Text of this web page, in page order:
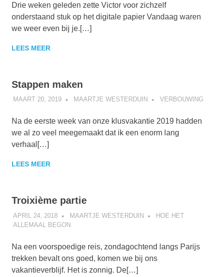
Drie weken geleden zette Victor voor zichzelf
onderstaand stuk op het digitale papier Vandaag waren
we weer even bij je.[…]
LEES MEER
Stappen maken
MAART 20, 2019 MAARTJE WESTERDUIN VERBOUWING
Na de eerste week van onze klusvakantie 2019 hadden
we al zo veel meegemaakt dat ik een enorm lang
verhaal[…]
LEES MEER
Troixième partie
APRIL 24, 2018 MAARTJE WESTERDUIN
HOE HET
ALLEMAAL BEGON
Na een voorspoedige reis, zondagochtend langs Parijs
trekken bevalt ons goed, komen we bij ons
vakantieverblijf. Het is zonnig. De[…]